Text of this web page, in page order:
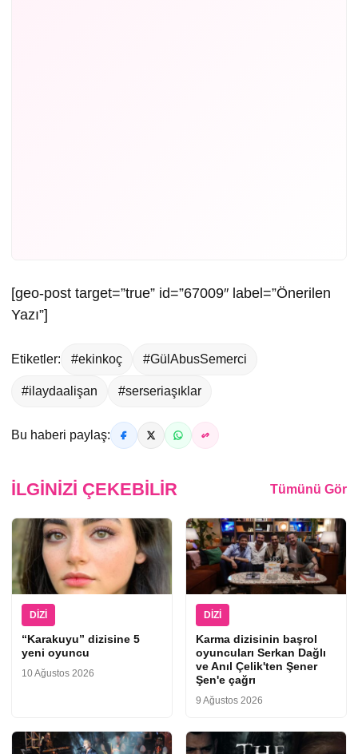
[geo-post target=”true” id=”67009″ label=”Önerilen
Yazı”]
Etiketler: #ekinkoç #GülAbusSemerci
#ilaydaalişan #serseriaşıklar
Bu haberi paylaş:
İLGINIZI ÇEKEBILIR Tümünü Gör
DIZI
“Karakuyu” dizisine 5
yeni oyuncu
10 Ağustos 2026
DIZI
Karma dizisinin başrol
oyuncuları Serkan Dağlı
ve Anıl Çelik'ten Şener
Şen'e çağrı
9 Ağustos 2026